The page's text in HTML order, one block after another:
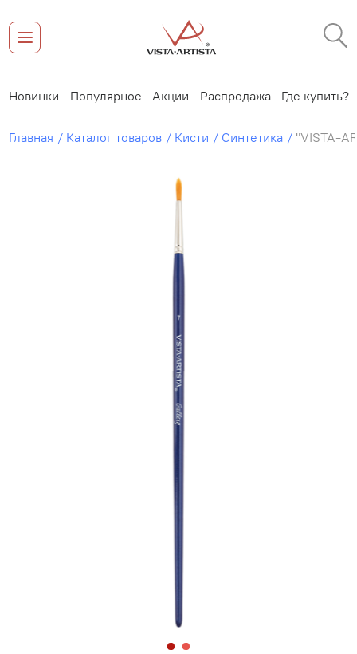
Новинки Популярное Акции Распродажа Где купить?
Главная Каталог товаров Кисти Синтетика "VISTA-